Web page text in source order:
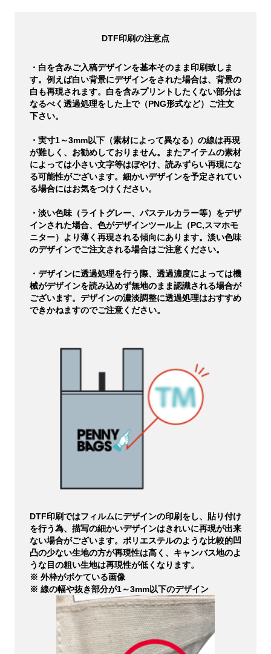
DTF印刷の注意点
・白を含みご入稿デザインを基本そのまま印刷致しま
す。例えば白い背景にデザインをされた場合は、背景の
白も再現されます。白を含みプリントしたくない部分は
なるべく透過処理をした上で（PNG形式など）ご注文
下さい。
・実寸1～3mm以下（素材によって異なる）の線は再現
が難しく、お勧めしておりません。またアイテムの素材
によっては小さい文字等はぼやけ、読みずらい再現にな
る可能性がございます。細かいデザインを予定されてい
る場合にはお気をつけください。
・淡い色味（ライトグレー、パステルカラー等）をデザ
インされた場合、色がデザインツール上（PC,スマホモ
ニター）より薄く再現される傾向にあります。淡い色味
のデザインでご注文される場合はご注意ください。
・デザインに透過処理を行う際、透過濃度によっては機
械がデザインを読み込めず無地のまま認識される場合が
ございます。デザインの濃淡調整に透過処理はおすすめ
できかねますのでご注意ください。
DTF印刷ではフィルムにデザインの印刷をし、貼り付け
を行う為、描写の細かいデザインはきれいに再現が出来
ない場合がございます。ポリエステルのような比較的凹
凸の少ない生地の方が再現性は高く、キャンバス地のよ
うな目の粗い生地は再現性が低くなります。
※ 外枠がボケている画像
※ 線の幅や抜き部分が1～3mm以下のデザイン